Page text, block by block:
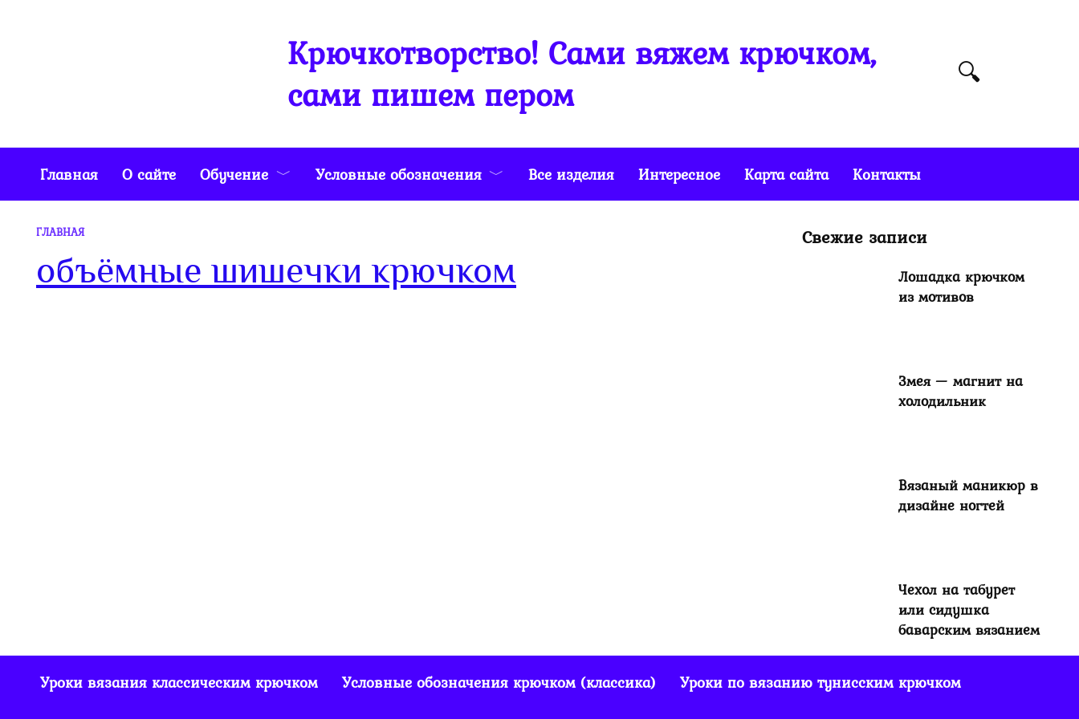
Крючкотворство! Сами вяжем крючком,
сами пишем пером
Главная О сайте Обучение Условные обозначения Все изделия Интересное Карта сайта Контакты
ГЛАВНАЯ
объёмные шишечки крючком
Свежие записи
Лошадка крючком
из мотивов
Змея — магнит на
холодильник
Вязаный маникюр в
дизайне ногтей
Чехол на табурет
или сидушка
баварским вязанием
Чехол для
Уроки вязания классическим крючком Условные обозначения крючком (классика) Уроки по вязанию тунисским крючком